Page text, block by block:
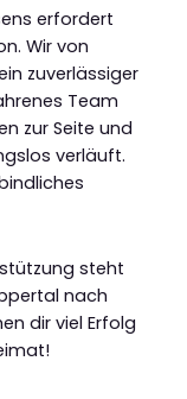
erfordert
Wir von
zuverlässiger
Team
zur Seite und
verläuft.
steht
nach
dir viel Erfolg